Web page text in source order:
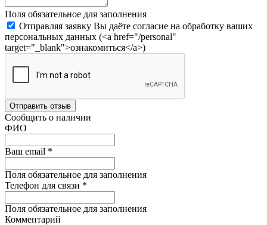
Поля обязательное для заполнения
Отправляя заявку Вы даёте согласие на обработку ваших
персональных данных (<a href="/personal"
target="_blank">ознакомиться</a>)
Отправить отзыв
Сообщить о наличии
ФИО
Ваш email *
Поля обязательное для заполнения
Телефон для связи *
Поля обязательное для заполнения
Комментарий